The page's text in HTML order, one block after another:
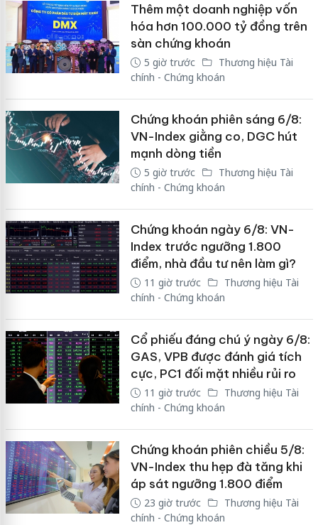
Thêm một doanh nghiệp vốn
hóa hơn 100.000 tỷ đồng trên
sàn chứng khoán
5 giờ trước
Thương hiệu Tài
chính - Chứng khoán
Chứng khoán phiên sáng 6/8:
VN-Index giằng co, DGC hút
mạnh dòng tiền
5 giờ trước
Thương hiệu Tài
chính - Chứng khoán
Chứng khoán ngày 6/8: VN-
Index trước ngưỡng 1.800
điểm, nhà đầu tư nên làm gì?
11 giờ trước
Thương hiệu Tài
chính - Chứng khoán
Cổ phiếu đáng chú ý ngày 6/8:
GAS, VPB được đánh giá tích
cực, PC1 đối mặt nhiều rủi ro
11 giờ trước
Thương hiệu Tài
chính - Chứng khoán
Chứng khoán phiên chiều 5/8:
VN-Index thu hẹp đà tăng khi
áp sát ngưỡng 1.800 điểm
23 giờ trước
Thương hiệu Tài
chính - Chứng khoán